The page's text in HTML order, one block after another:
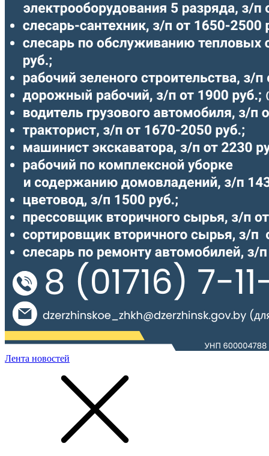
Лента новостей